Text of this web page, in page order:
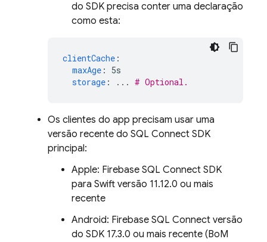
do SDK precisa conter uma declaração
como esta:
clientCache :
maxAge :
5s
storage : ... # Optional.
Os clientes do app precisam usar uma
versão recente do SQL Connect SDK
principal:
Apple: Firebase SQL Connect SDK
para Swift versão 11.12.0 ou mais
recente
Android: Firebase SQL Connect versão
do SDK 17.3.0 ou mais recente (BoM